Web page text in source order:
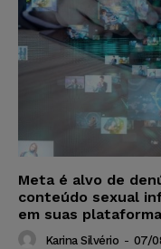
Meta é alvo de
conteúdo sexual
em suas
Karina Silvério - 07/